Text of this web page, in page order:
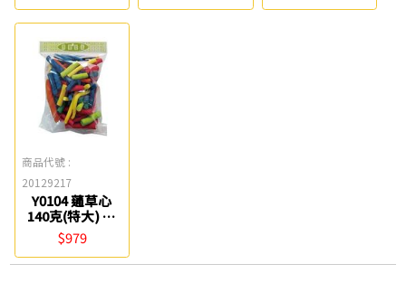
商品代號 :
20129217
Y0104 蓪草心
140克(特大) 得
藝
$979